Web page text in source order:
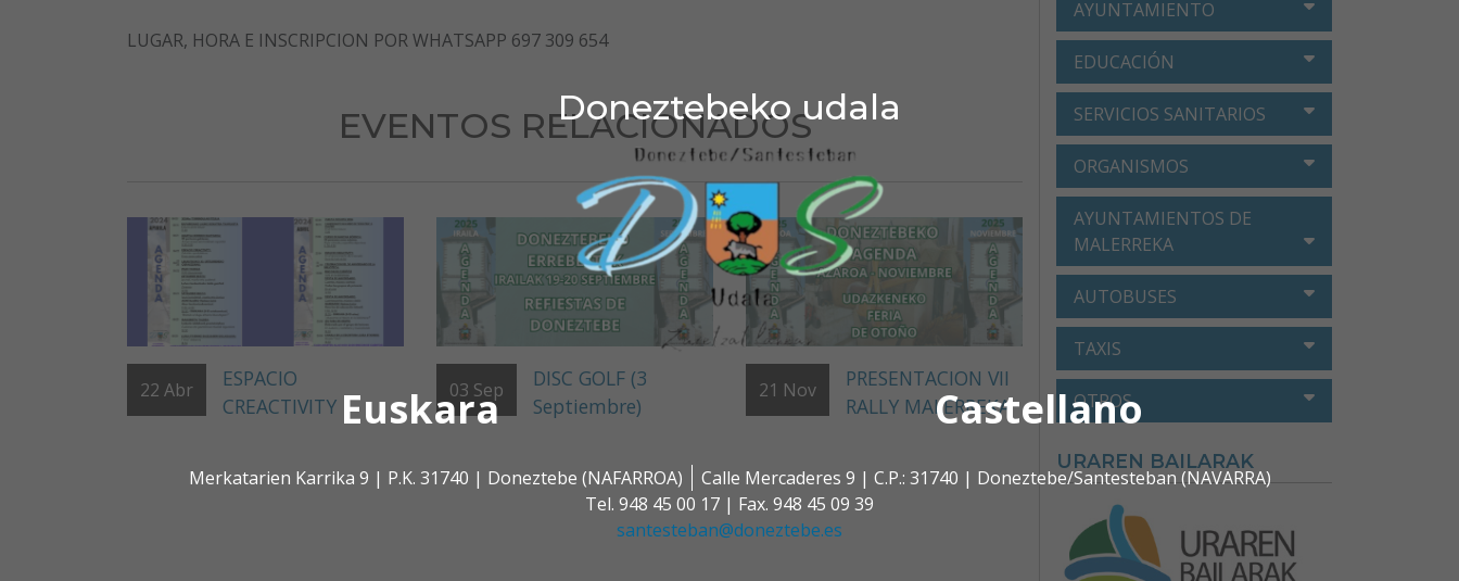
Doneztebeko udala
Euskara Castellano
Merkatarien Karrika 9 | P.K. 31740 | Doneztebe (NAFARROA)
Calle Mercaderes 9 | C.P.: 31740 | Doneztebe/Santesteban (NAVARRA)
Tel. 948 45 00 17 | Fax. 948 45 09 39
santesteban@doneztebe.es
LUGAR, HORA E INSCRIPCION POR WHATSAPP 697 309 654
EVENTOS RELACIONADOS
22 Abr
ESPACIO
CREACTIVITY
03 Sep
DISC GOLF (3
Septiembre)
21 Nov
PRESENTACION VII
RALLY MALERREKA
AYUNTAMIENTO
EDUCACIÓN
SERVICIOS SANITARIOS
ORGANISMOS
AYUNTAMIENTOS DE
MALERREKA
AUTOBUSES
TAXIS
OTROS
URAREN BAILARAK